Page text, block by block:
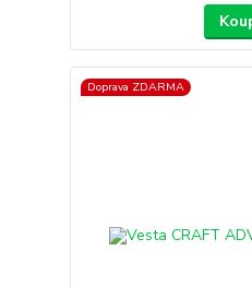
Doprava ZDARMA